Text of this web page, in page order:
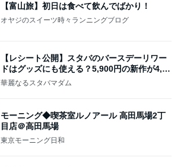
【富山旅】初日は食べて飲んでばかり！
オヤジのスイーツ時々ランニングブログ
【レシート公開】スタバのバースデーリワー
ドはグッズにも使える？5,900円の新作が4,88
1円に
華麗なるスタバマダム
モーニング◆喫茶室ルノアール 高田馬場2丁
目店＠高田馬場
東京モーニング日和